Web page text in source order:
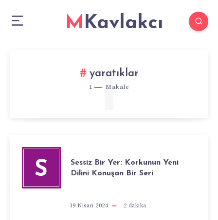
MKavlakcı
yaratıklar
1 Makale
1
S
Sessiz Bir Yer: Korkunun Yeni
Dilini Konuşan Bir Seri
19 Nisan 2024 2 dakika